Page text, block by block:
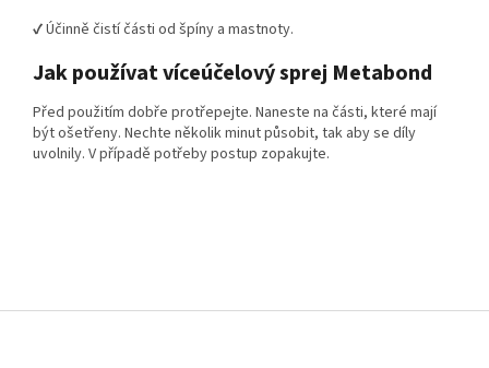
✔ Účinně čistí části od špíny a mastnoty.
Jak používat víceúčelový sprej Metabond
Před použitím dobře protřepejte. Naneste na části, které mají
být ošetřeny. Nechte několik minut působit, tak aby se díly
uvolnily. V případě potřeby postup zopakujte.
Z